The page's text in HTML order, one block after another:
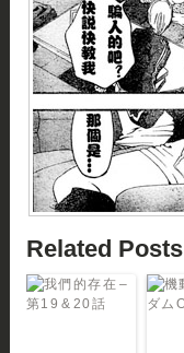
Related Posts